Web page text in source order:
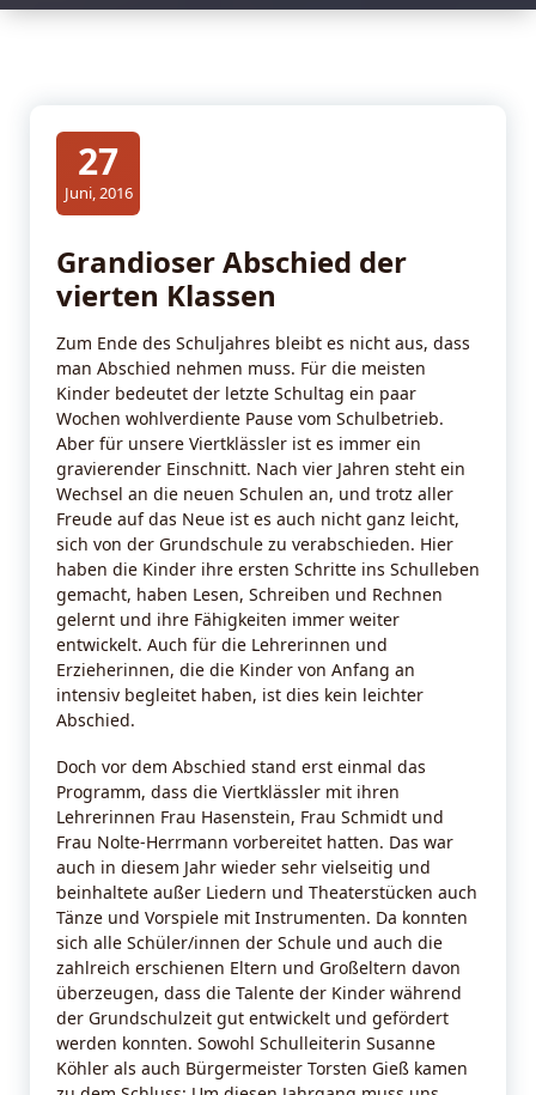
27
Juni, 2016
Grandioser Abschied der
vierten Klassen
Zum Ende des Schuljahres bleibt es nicht aus, dass
man Abschied nehmen muss. Für die meisten
Kinder bedeutet der letzte Schultag ein paar
Wochen wohlverdiente Pause vom Schulbetrieb.
Aber für unsere Viertklässler ist es immer ein
gravierender Einschnitt. Nach vier Jahren steht ein
Wechsel an die neuen Schulen an, und trotz aller
Freude auf das Neue ist es auch nicht ganz leicht,
sich von der Grundschule zu verabschieden. Hier
haben die Kinder ihre ersten Schritte ins Schulleben
gemacht, haben Lesen, Schreiben und Rechnen
gelernt und ihre Fähigkeiten immer weiter
entwickelt. Auch für die Lehrerinnen und
Erzieherinnen, die die Kinder von Anfang an
intensiv begleitet haben, ist dies kein leichter
Abschied.
Doch vor dem Abschied stand erst einmal das
Programm, dass die Viertklässler mit ihren
Lehrerinnen Frau Hasenstein, Frau Schmidt und
Frau Nolte-Herrmann vorbereitet hatten. Das war
auch in diesem Jahr wieder sehr vielseitig und
beinhaltete außer Liedern und Theaterstücken auch
Tänze und Vorspiele mit Instrumenten. Da konnten
sich alle Schüler/innen der Schule und auch die
zahlreich erschienen Eltern und Großeltern davon
überzeugen, dass die Talente der Kinder während
der Grundschulzeit gut entwickelt und gefördert
werden konnten. Sowohl Schulleiterin Susanne
Köhler als auch Bürgermeister Torsten Gieß kamen